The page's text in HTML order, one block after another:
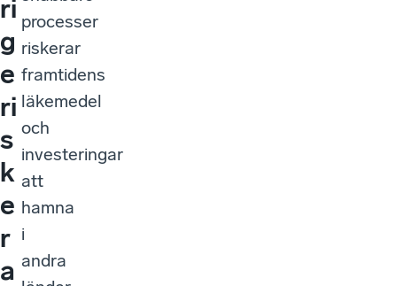
ri
g
e
ri
s
k
e
r
a
processer
riskerar
framtidens
läkemedel
och
investeringar
att
hamna
i
andra